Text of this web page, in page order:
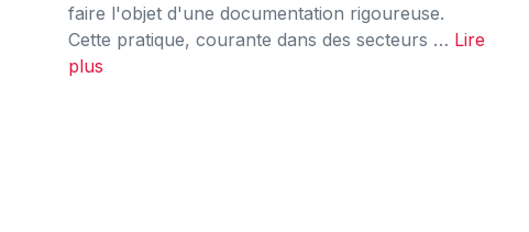
faire l'objet d'une documentation rigoureuse.
Cette pratique, courante dans des secteurs … Lire
plus